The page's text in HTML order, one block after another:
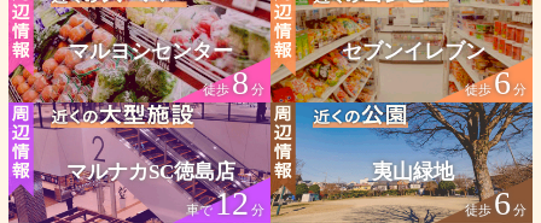
マルヨシセンター
徒歩8分
セブンイレブン
徒歩6分
マルナカSC徳島店
車で12分
夷山緑地
徒歩6分